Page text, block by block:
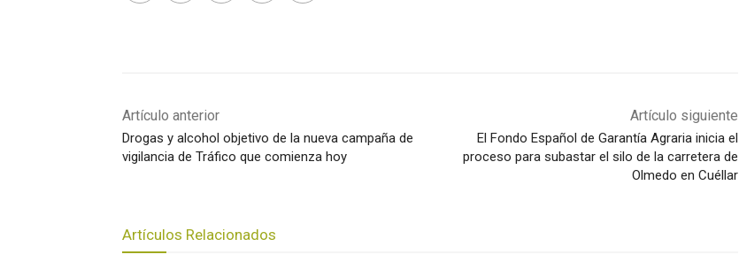
Artículo anterior
Drogas y alcohol objetivo de la nueva campaña de
vigilancia de Tráfico que comienza hoy
Artículo siguiente
El Fondo Español de Garantía Agraria inicia el
proceso para subastar el silo de la carretera de
Olmedo en Cuéllar
Artículos Relacionados